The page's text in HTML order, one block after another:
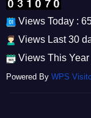
Views Today :
Views Last 30
Views This Year
Powered By WPS